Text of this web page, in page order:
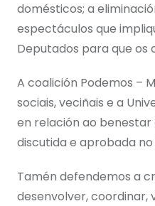
domésticos; a
espectáculos que
Deputados para que os
A coalición Podemos –
sociais, veciñais e a
en relación ao
discutida e aprobada
Tamén defendemos a
desenvolver, coordinar,